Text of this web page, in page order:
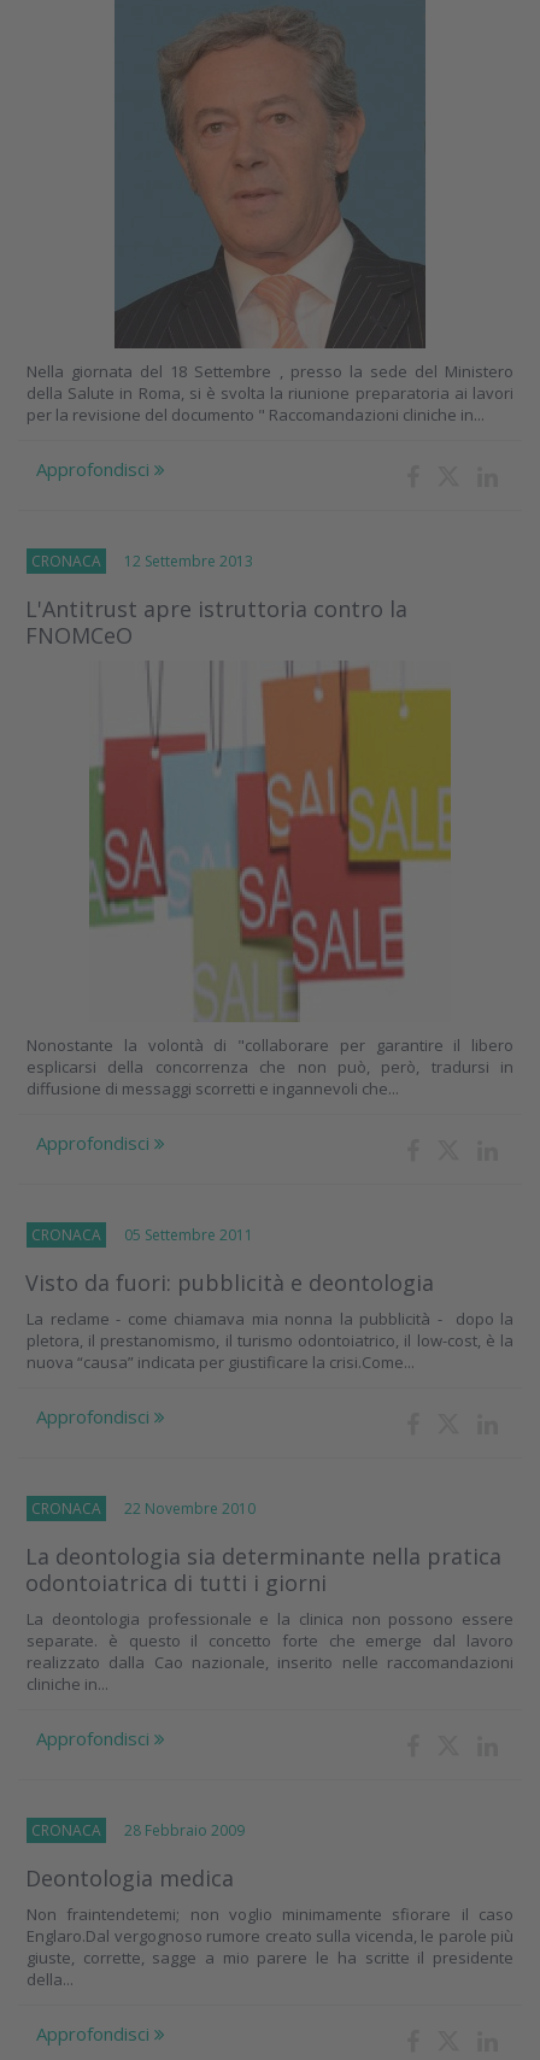
Nella giornata del 18 Settembre , presso la sede del Ministero
della Salute in Roma, si è svolta la riunione preparatoria ai lavori
per la revisione del documento " Raccomandazioni cliniche in...
Approfondisci
CRONACA 12 Settembre 2013
L'Antitrust apre istruttoria contro la
FNOMCeO
Nonostante la volontà di "collaborare per garantire il libero
esplicarsi della concorrenza che non può, però, tradursi in
diffusione di messaggi scorretti e ingannevoli che...
Approfondisci
CRONACA 05 Settembre 2011
Visto da fuori: pubblicità e deontologia
La reclame - come chiamava mia nonna la pubblicità - dopo la
pletora, il prestanomismo, il turismo odontoiatrico, il low-cost, è la
nuova “causa” indicata per giustificare la crisi.Come...
Approfondisci
CRONACA 22 Novembre 2010
La deontologia sia determinante nella pratica
odontoiatrica di tutti i giorni
La deontologia professionale e la clinica non possono essere
separate. è questo il concetto forte che emerge dal lavoro
realizzato dalla Cao nazionale, inserito nelle raccomandazioni
cliniche in...
Approfondisci
CRONACA 28 Febbraio 2009
Deontologia medica
Non fraintendetemi; non voglio minimamente sfiorare il caso
Englaro.Dal vergognoso rumore creato sulla vicenda, le parole più
giuste, corrette, sagge a mio parere le ha scritte il presidente
della...
Approfondisci